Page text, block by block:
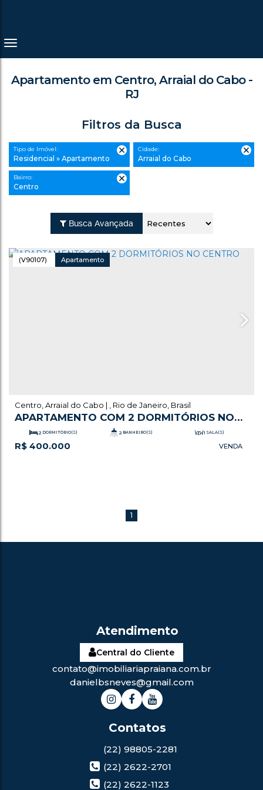
Apartamento em Centro, Arraial do Cabo -
RJ
Filtros da Busca
Tipo de Imóvel:
Residencial » Apartamento
Cidade:
Arraial do Cabo
Bairro:
Centro
Busca Avançada
(V90107) Apartamento
APARTAMENTO COM 2 DORMITÓRIOS NO
CENTRO
R$ 400.000
Centro Arraial do Cabo Rio de Janeiro Brasil
2 DORMITÓRIO(S) 2 BANHEIRO(S) 1 SALA(S)
1 SUÍTE(S) VAGA(S)
1
Central do Cliente
contato@imobiliariapraiana.com.br
danielbsneves@gmail.com
(22) 98805-2281
(22) 2622-2701
(22) 2622-1123